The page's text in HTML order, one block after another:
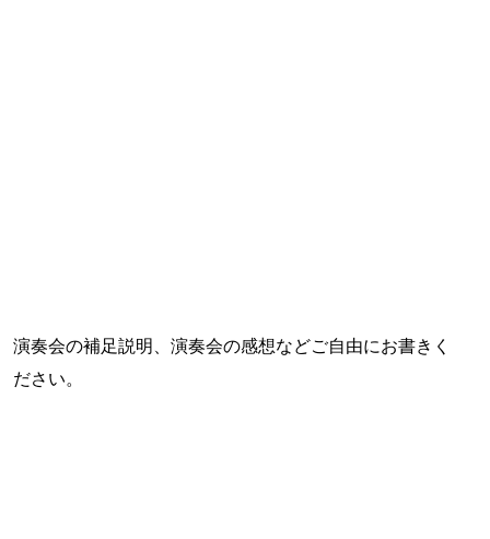
演奏会の補足説明、演奏会の感想などご自由にお書きく
ださい。